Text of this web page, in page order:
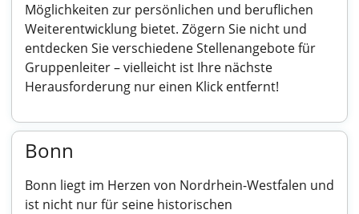
Möglichkeiten zur persönlichen und beruflichen
Weiterentwicklung bietet. Zögern Sie nicht und
entdecken Sie verschiedene Stellenangebote für
Gruppenleiter – vielleicht ist Ihre nächste
Herausforderung nur einen Klick entfernt!
Bonn
Bonn liegt im Herzen von Nordrhein-Westfalen und
ist nicht nur für seine historischen